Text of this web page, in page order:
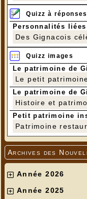
Quizz à
Personnalités
Des Gignacois
Quizz images
Le patrimoine de
Le petit
Le patrimoine de
Histoire et
Petit patrimoine
Patrimoine
Archives des
Année 2026
Année 2025